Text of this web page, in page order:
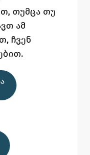
თუმცა თუ
ამ
ჩვენ